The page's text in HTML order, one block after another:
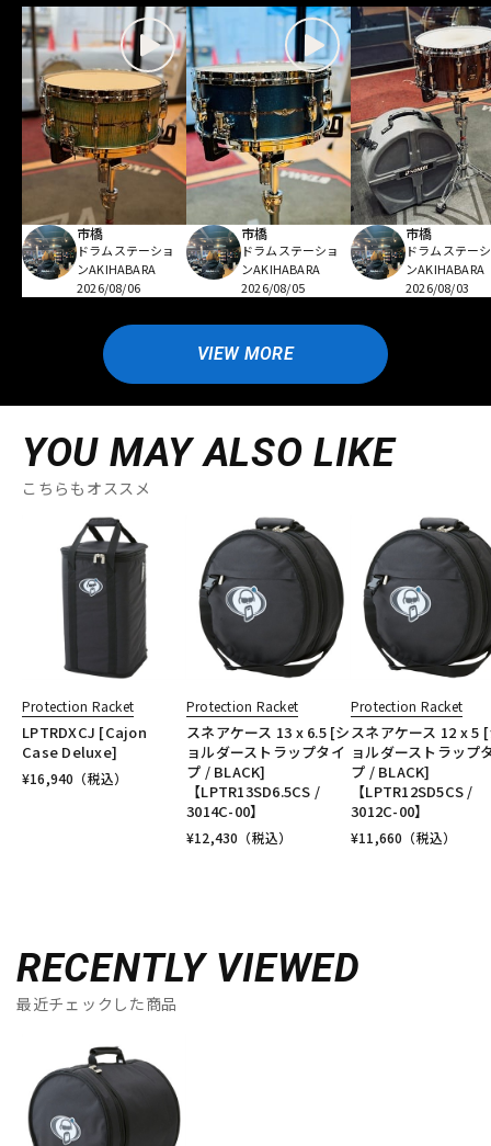
市橋
ドラムステーショ
ンAKIHABARA
2026/08/06
市橋
ドラムステーショ
ンAKIHABARA
2026/08/05
市橋
ドラムステー
ンAKIHABARA
2026/08/03
VIEW MORE
YOU MAY ALSO LIKE
こちらもオススメ
Protection Racket
LPTRDXCJ [Cajon
Case Deluxe]
¥16,940 （税込）
Protection Racket
スネアケース 13 x 6.5 [シ
ョルダーストラップタイ
プ / BLACK]
【LPTR13SD6.5CS /
3014C-00】
¥12,430 （税込）
Protection Racket
スネアケース 12 x 5
ョルダーストラップ
プ / BLACK]
【LPTR12SD5CS /
3012C-00】
¥11,660 （税込）
RECENTLY VIEWED
最近チェックした商品